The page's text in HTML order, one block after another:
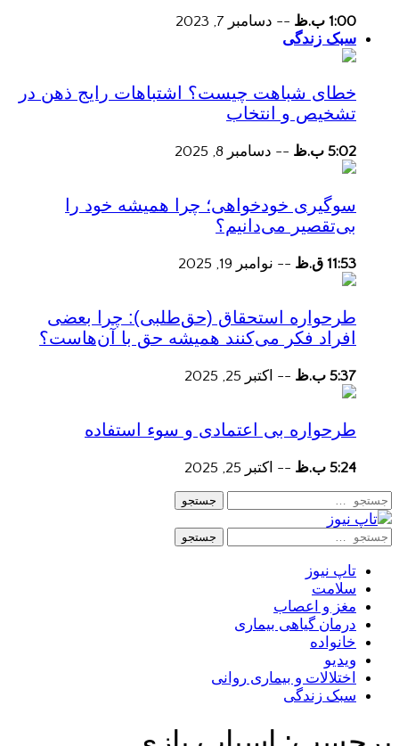
1:00 ب.ظ -- دسامبر 7, 2023
سبک زندگی
خطای شباهت چیست؟ اشتباهات رایج ذهن در
تشخیص و انتخاب
5:02 ب.ظ -- دسامبر 8, 2025
سوگیری خودخواهی؛ چرا همیشه خود را
بی‌تقصیر می‌دانیم؟
11:53 ق.ظ -- نوامبر 19, 2025
طرحواره استحقاق (حق‌طلبی): چرا بعضی
افراد فکر می‌کنند همیشه حق با آن‌هاست؟
5:37 ب.ظ -- اکتبر 25, 2025
طرحواره بی اعتمادی و سوء استفاده
5:24 ب.ظ -- اکتبر 25, 2025
جستجو
جستجو
تاپ نیوز
سلامت
مغز و اعصاب
درمان گیاهی بیماری
خانواده
ویدیو
اختلالات و بیماری روانی
سبک زندگی